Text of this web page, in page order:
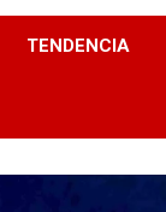
TENDENCIA